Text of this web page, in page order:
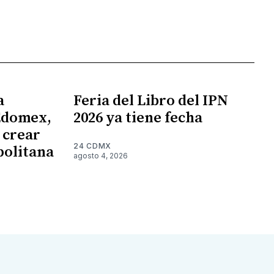
Feria del Libro del IPN
2026 ya tiene fecha
24 CDMX
agosto 4, 2026